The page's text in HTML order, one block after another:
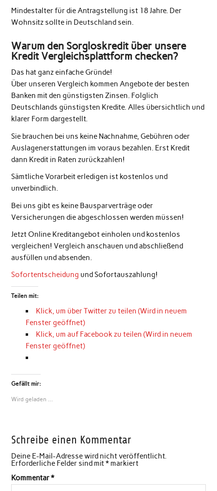
Mindestalter für die Antragstellung ist 18 Jahre. Der
Wohnsitz sollte in Deutschland sein.
Warum den Sorgloskredit über unsere
Kredit Vergleichsplattform checken?
Das hat ganz einfache Gründe!
Über unseren Vergleich kommen Angebote der besten
Banken mit den günstigsten Zinsen. Folglich
Deutschlands günstigsten Kredite. Alles übersichtlich und
klarer Form dargestellt.
Sie brauchen bei uns keine Nachnahme, Gebühren oder
Auslagenerstattungen im voraus bezahlen. Erst Kredit
dann Kredit in Raten zurückzahlen!
Sämtliche Vorarbeit erledigen ist kostenlos und
unverbindlich.
Bei uns gibt es keine Bausparverträge oder
Versicherungen die abgeschlossen werden müssen!
Jetzt Online Kreditangebot einholen und kostenlos
vergleichen! Vergleich anschauen und abschließend
ausfüllen und absenden.
Sofortentscheidung und Sofortauszahlung!
Teilen mit:
Klick, um über Twitter zu teilen (Wird in neuem
Fenster geöffnet)
Klick, um auf Facebook zu teilen (Wird in neuem
Fenster geöffnet)
Gefällt mir:
Wird geladen …
Schreibe einen Kommentar
Deine E-Mail-Adresse wird nicht veröffentlicht.
Erforderliche Felder sind mit*markiert
Kommentar*